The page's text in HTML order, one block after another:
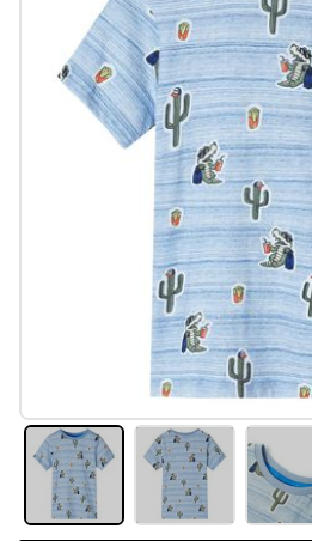
#sharemevidaxl